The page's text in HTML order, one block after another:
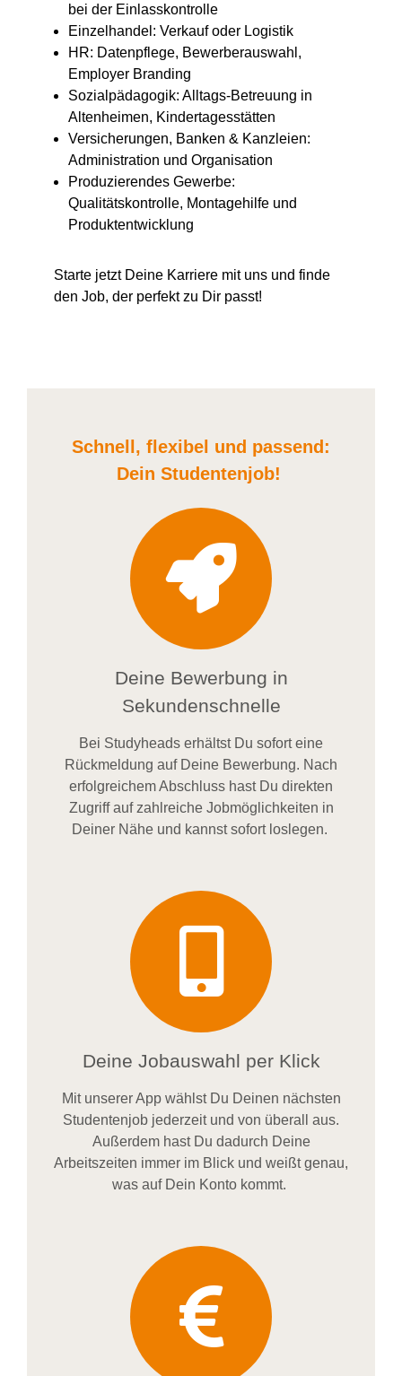
bei der Einlasskontrolle
Einzelhandel: Verkauf oder Logistik
HR: Datenpflege, Bewerberauswahl,
Employer Branding
Sozialpädagogik: Alltags-Betreuung in
Altenheimen, Kindertagesstätten
Versicherungen, Banken & Kanzleien:
Administration und Organisation
Produzierendes Gewerbe:
Qualitätskontrolle, Montagehilfe und
Produktentwicklung
Starte jetzt Deine Karriere mit uns und finde
den Job, der perfekt zu Dir passt!
Schnell, flexibel und passend:
Dein Studentenjob!
Deine Bewerbung in
Sekundenschnelle
Bei Studyheads erhältst Du sofort eine
Rückmeldung auf Deine Bewerbung. Nach
erfolgreichem Abschluss hast Du direkten
Zugriff auf zahlreiche Jobmöglichkeiten in
Deiner Nähe und kannst sofort loslegen.
Deine Jobauswahl per Klick
Mit unserer App wählst Du Deinen nächsten
Studentenjob jederzeit und von überall aus.
Außerdem hast Du dadurch Deine
Arbeitszeiten immer im Blick und weißtgenau,
was auf Dein Konto kommt.